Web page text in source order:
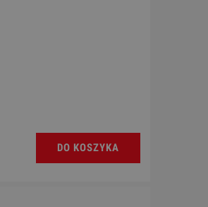
DO KOSZYKA